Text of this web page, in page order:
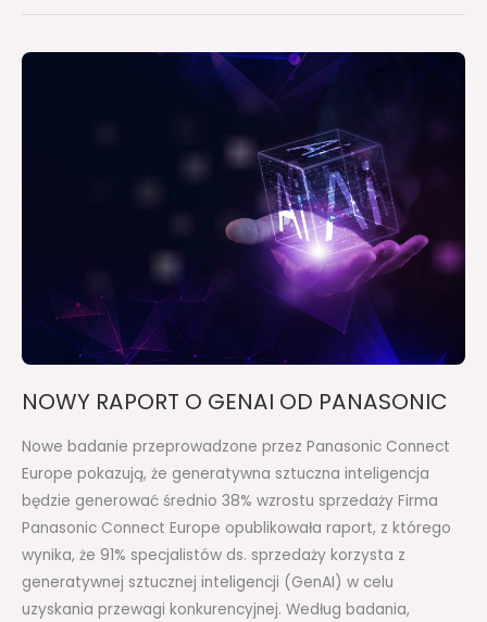
NOWY RAPORT O GENAI OD PANASONIC
Nowe badanie przeprowadzone przez Panasonic Connect
Europe pokazują, że generatywna sztuczna inteligencja
będzie generować średnio 38% wzrostu sprzedaży Firma
Panasonic Connect Europe opublikowała raport, z którego
wynika, że 91% specjalistów ds. sprzedaży korzysta z
generatywnej sztucznej inteligencji (GenAI) w celu
uzyskania przewagi konkurencyjnej. Według badania,
NOWY